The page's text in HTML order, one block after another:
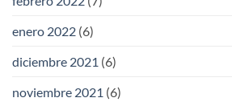
enero 2022 (6)
diciembre 2021 (6)
noviembre 2021 (6)